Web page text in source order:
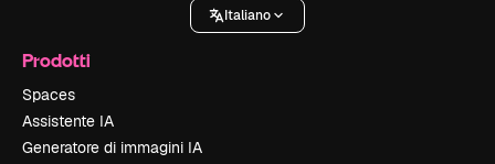
Italiano
Prodotti
Spaces
Assistente IA
Generatore di immagini IA